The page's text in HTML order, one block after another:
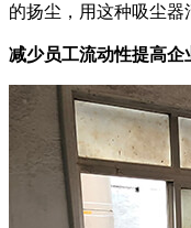
的扬尘，用这种吸尘器
减少员工流动性提高企